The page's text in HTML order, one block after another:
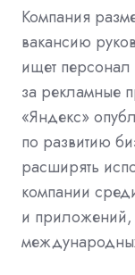
Компания
вакансию
ищет персонал
за рекламные
«Яндекс»
по развитию
расширять
компании
и